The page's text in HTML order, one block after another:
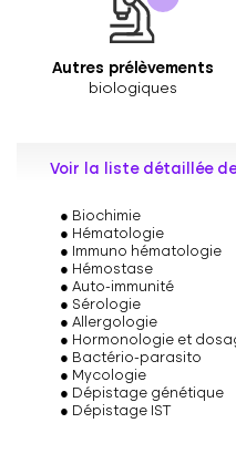
Autres prélèvements
biologiques
Voir la liste détaillée
Biochimie
Hématologie
Immuno hématologie
Hémostase
Auto-immunité
Sérologie
Allergologie
Hormonologie et
Bactério-parasito
Mycologie
Dépistage génétique
Dépistage IST